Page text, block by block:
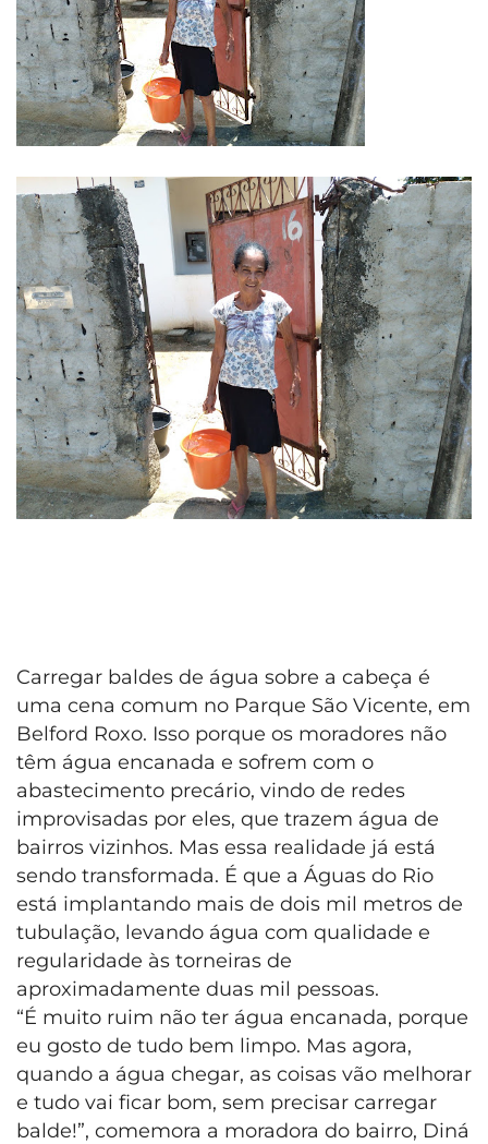
Carregar baldes de água sobre a cabeça é
uma cena comum no Parque São Vicente, em
Belford Roxo. Isso porque os moradores não
têm água encanada e sofrem com o
abastecimento precário, vindo de redes
improvisadas por eles, que trazem água de
bairros vizinhos. Mas essa realidade já está
sendo transformada. É que a Águas do Rio
está implantando mais de dois mil metros de
tubulação, levando água com qualidade e
regularidade às torneiras de
aproximadamente duas mil pessoas.
“É muito ruim não ter água encanada, porque
eu gosto de tudo bem limpo. Mas agora,
quando a água chegar, as coisas vão melhorar
e tudo vai ficar bom, sem precisar carregar
balde!”, comemora a moradora do bairro, Diná